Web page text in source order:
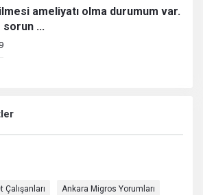
ameliyatı olma durumum var.
sorun ...
9
Ankara Migros Yorumları